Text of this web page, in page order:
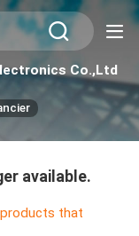
Co.,Ltd
available.
that